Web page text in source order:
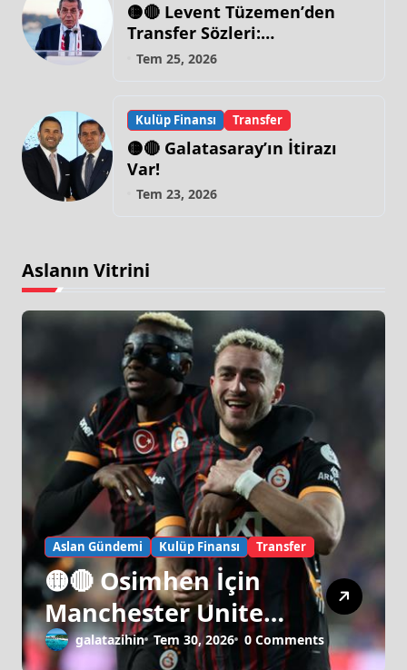
🟡🔴 Levent Tüzemen’den
Transfer Sözleri:
“Galatasaray’ın Zirve
Tem 25, 2026
Kulüp Finansı Transfer
🟡🔴 Galatasaray’ın İtirazı
Var!
Tem 23, 2026
Aslanın Vitrini
Aslan Gündemi Kulüp Finansı Transfer
🟡🔴 Osimhen İçin
Manchester United
Israrı!
galatazihin Tem 30, 2026 0 Comments